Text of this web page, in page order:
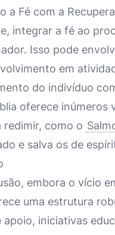
a Fé com a
integrar a fé ao
Isso pode
em
do indivíduo
oferece
redimir, como o
e salva os de
embora o vício
uma estrutura
apoio, iniciativas